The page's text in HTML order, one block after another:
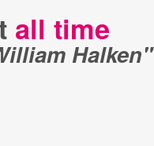
all time
Halken"